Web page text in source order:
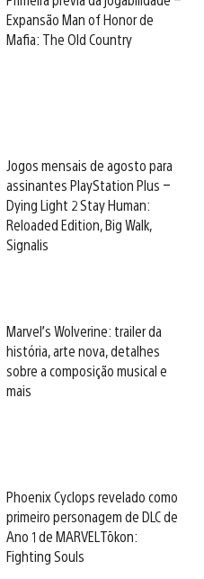
Expansão Man of Honor de
Mafia: The Old Country
Jogos mensais de agosto para
assinantes PlayStation Plus –
Dying Light 2 Stay Human:
Reloaded Edition, Big Walk,
Signalis
Marvel’s Wolverine: trailer da
história, arte nova, detalhes
sobre a composição musical e
mais
Phoenix Cyclops revelado como
primeiro personagem de DLC de
Ano 1 de MARVEL Tōkon:
Fighting Souls